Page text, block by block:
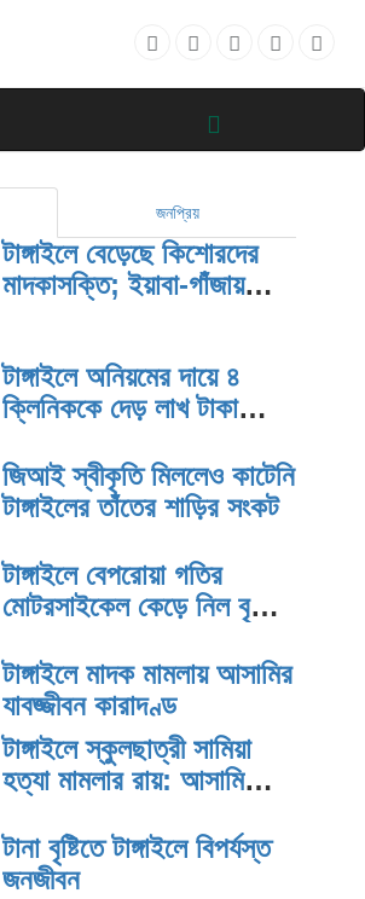
জনপ্রিয়
টাঙ্গাইলে বেড়েছে কিশোরদের
মাদকাসক্তি; ইয়াবা-গাঁজায়
টাঙ্গাইলে অনিয়মের দায়ে ৪
ক্লিনিককে দেড় লাখ টাকা
জিআই স্বীকৃতি মিললেও কাটেনি
টাঙ্গাইলের তাঁতের শাড়ির সংকট
টাঙ্গাইলে বেপরোয়া গতির
মোটরসাইকেল কেড়ে নিল বৃদ্ধের
টাঙ্গাইলে মাদক মামলায় আসামির
যাবজ্জীবন কারাদণ্ড
টাঙ্গাইলে স্কুলছাত্রী সামিয়া
হত্যা মামলার রায়: আসামি
টানা বৃষ্টিতে টাঙ্গাইলে বিপর্যস্ত
জনজীবন